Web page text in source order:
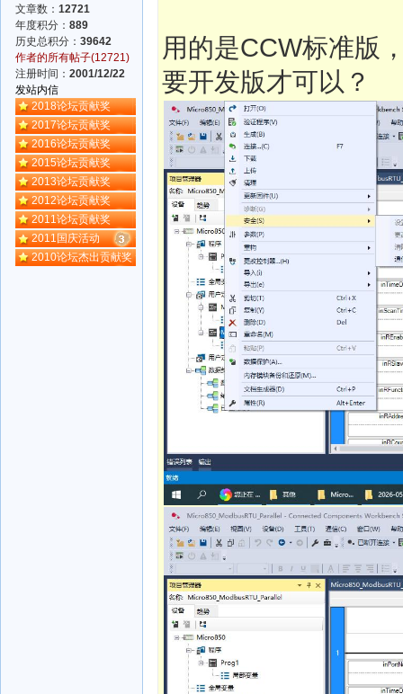
文章数： 12721
年度积分： 889
历史总积分： 39642
作者的所有帖子(12721)
注册时间： 2001/12/22
发站内信
2018论坛贡献奖
2017论坛贡献奖
2016论坛贡献奖
2015论坛贡献奖
2013论坛贡献奖
2012论坛贡献奖
2011论坛贡献奖
2011国庆活动
2010论坛杰出贡献奖
用的是CCW标准版
要开发版才可以？